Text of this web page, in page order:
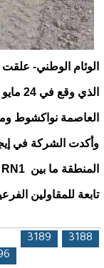
الوئام الوطني-
العاصمة نواكشوط
وأكدت الشركة في
تابعة للمقاولين
الصفحات
3188
3189